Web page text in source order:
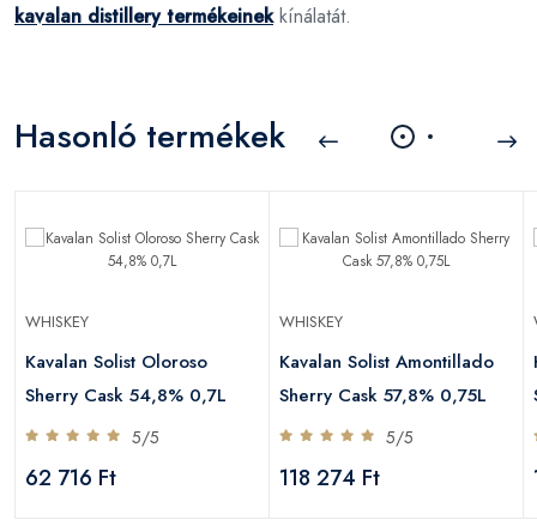
kavalan distillery termékeinekkínálatát.
Hasonló termékek
WHISKEY
Kavalan Solist Oloroso
Sherry Cask 54,8% 0,7L
5/5
62 716 Ft
WHISKEY
Kavalan Solist Amontillado
Sherry Cask 57,8% 0,75L
5/5
118 274 Ft